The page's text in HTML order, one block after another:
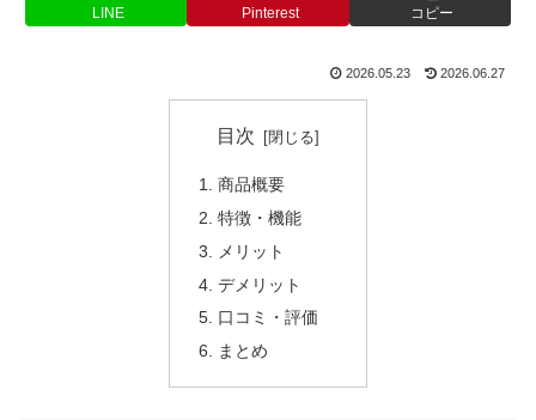
LINE Pinterest コピー
2026.05.23 2026.06.27
目次
商品概要
特徴・機能
メリット
デメリット
口コミ・評価
まとめ